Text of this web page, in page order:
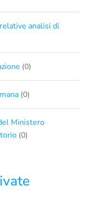
analisi di
(0)
(0)
Ministero
(0)